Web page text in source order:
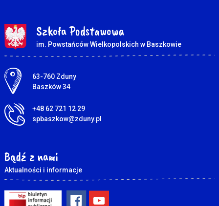
Szkoła Podstawowa
im. Powstańców Wielkopolskich w Baszkowie
Adres pocztowy:
63-760 Zduny
Baszków 34
+48 62 721 12 29
spbaszkow@zduny.pl
Bądź z nami
Aktualności i informacje